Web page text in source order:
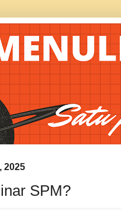
2025
SPM?